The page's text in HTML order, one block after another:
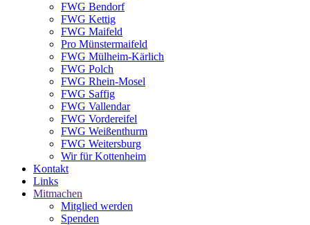
FWG Bendorf
FWG Kettig
FWG Maifeld
Pro Münstermaifeld
FWG Mülheim-Kärlich
FWG Polch
FWG Rhein-Mosel
FWG Saffig
FWG Vallendar
FWG Vordereifel
FWG Weißenthurm
FWG Weitersburg
Wir für Kottenheim
Kontakt
Links
Mitmachen
Mitglied werden
Spenden